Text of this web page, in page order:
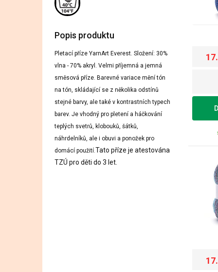
Popis produktu
Pletací příze YarnArt Everest. Složení: 30%
vlna - 70% akryl. Velmi příjemná a jemná
směsová příze. Barevné variace mění tón
na tón, skládající se z několika odstínů
stejné barvy, ale také v kontrastních typech
barev. Je vhodný pro pletení a háčkování
teplých svetrů, klobouků, šátků,
náhrdelníků, ale i obuvi a ponožek pro
domácí použití.Tato příze je atestována
TZÚ pro děti do 3 let.